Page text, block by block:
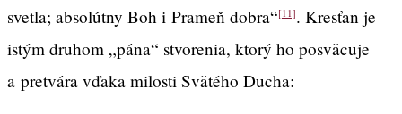
svetla; absolútny Boh i Prameň dobra“[11]. Kresťan je
istým druhom „pána“ stvorenia, ktorý ho posväcuje
a pretvára vďaka milosti Svätého Ducha: